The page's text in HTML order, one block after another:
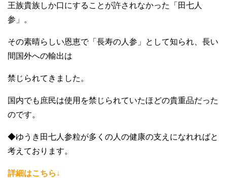
王族貴族しか口にすることが許されなかった「田七人
参」。
その素晴らしい恩恵で「長寿の人参」として知られ、長い
間国外への輸出は
禁じられてきました。
国内でも庶民は使用を禁じられていたほどの貴重品だった
のです。
◆ゆうき田七人参粒が多くの人の健康の支えになれればと
考えております。
詳細はこちら↓